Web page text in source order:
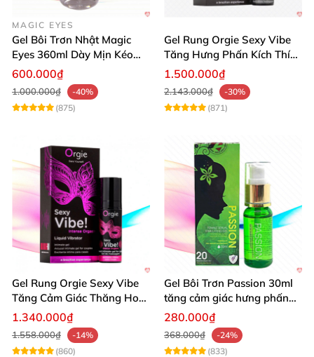
MAGIC EYES
Gel Bôi Trơn Nhật Magic
Eyes 360ml Dày Mịn Kéo
Dài Cảm Giác
600.000₫
1.000.000₫
-40%
(875)
Gel Rung Orgie Sexy Vibe
Tăng Hưng Phấn Kích Thích
Đỉnh Cao
1.500.000₫
2.143.000₫
-30%
(871)
Gel Rung Orgie Sexy Vibe
Tăng Cảm Giác Thăng Hoa
Mạnh Mẽ
1.340.000₫
1.558.000₫
-14%
(860)
Gel Bôi Trơn Passion 30ml
tăng cảm giác hưng phấn
cho nữ
280.000₫
368.000₫
-24%
(833)